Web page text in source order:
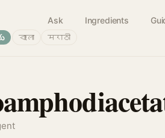
Ask Ingredients
বাংলা मराठी